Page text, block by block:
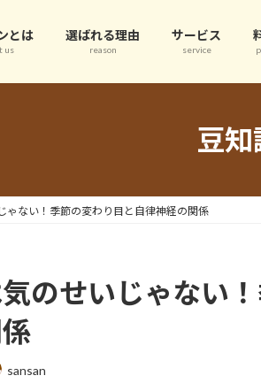
とは
us
選ばれる理由
reason
サービス
service
豆知
ゃない！季節の変わり目と自律神経の関係
のせいじゃない
sansan